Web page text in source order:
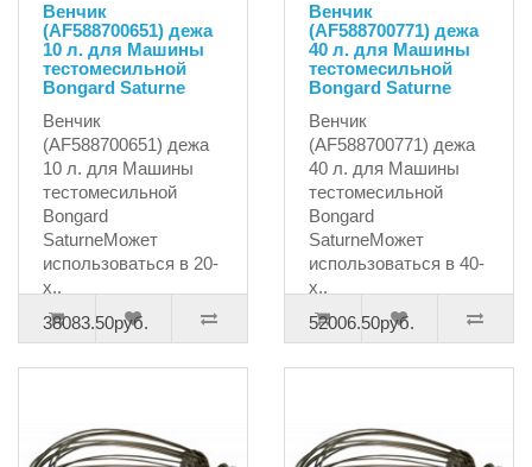
Венчик
(AF588700651) дежа
10 л. для Машины
тестомесильной
Bongard Saturne
Венчик
(AF588700651) дежа
10 л. для Машины
тестомесильной
Bongard
SaturneМожет
использоваться в 20-
х..
38083.50руб.
Венчик
(AF588700771) дежа
40 л. для Машины
тестомесильной
Bongard Saturne
Венчик
(AF588700771) дежа
40 л. для Машины
тестомесильной
Bongard
SaturneМожет
использоваться в 40-
х..
52006.50руб.